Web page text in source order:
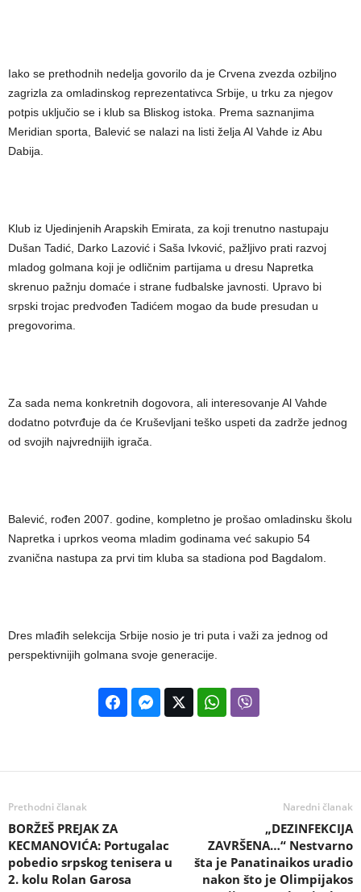
Iako se prethodnih nedelja govorilo da je Crvena zvezda ozbiljno
zagrizla za omladinskog reprezentativca Srbije, u trku za njegov
potpis uključio se i klub sa Bliskog istoka. Prema saznanjima
Meridian sporta, Balević se nalazi na listi želja Al Vahde iz Abu
Dabija.
Klub iz Ujedinjenih Arapskih Emirata, za koji trenutno nastupaju
Dušan Tadić, Darko Lazović i Saša Ivković, pažljivo prati razvoj
mladog golmana koji je odličnim partijama u dresu Napretka
skrenuo pažnju domaće i strane fudbalske javnosti. Upravo bi
srpski trojac predvođen Tadićem mogao da bude presudan u
pregovorima.
Za sada nema konkretnih dogovora, ali interesovanje Al Vahde
dodatno potvrđuje da će Kruševljani teško uspeti da zadrže jednog
od svojih najvrednijih igrača.
Balević, rođen 2007. godine, kompletno je prošao omladinsku školu
Napretka i uprkos veoma mladim godinama već sakupio 54
zvanična nastupa za prvi tim kluba sa stadiona pod Bagdalom.
Dres mlađih selekcija Srbije nosio je tri puta i važi za jednog od
perspektivnijih golmana svoje generacije.
Prethodni članak
BORŽEŠ PREJAK ZA
KECMANOVIĆA: Portugalac
pobedio srpskog tenisera u
2. kolu Rolan Garosa
Naredni članak
„DEZINFEKCIJA
ZAVRŠENA…“ Nestvarno
šta je Panatinaikos uradio
nakon što je Olimpijakos